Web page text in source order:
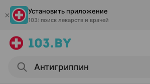
Установить приложение
103: поиск лекарств и врачей